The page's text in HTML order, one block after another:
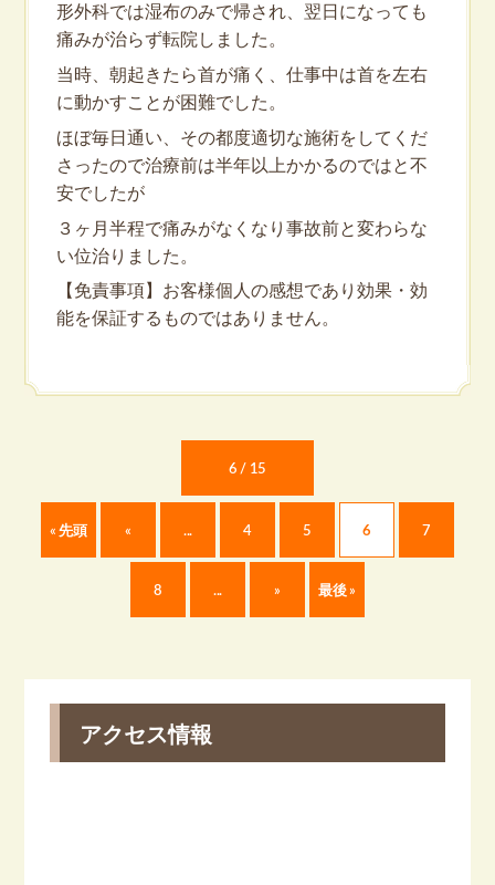
形外科では湿布のみで帰され、翌日になっても
痛みが治らず転院しました。
当時、朝起きたら首が痛く、仕事中は首を左右
に動かすことが困難でした。
ほぼ毎日通い、その都度適切な施術をしてくだ
さったので治療前は半年以上かかるのではと不
安でしたが
３ヶ月半程で痛みがなくなり事故前と変わらな
い位治りました。
【免責事項】お客様個人の感想であり効果・効
能を保証するものではありません。
6 / 15
« 先頭 « ... 4 5 6 7
8 ... » 最後 »
アクセス情報